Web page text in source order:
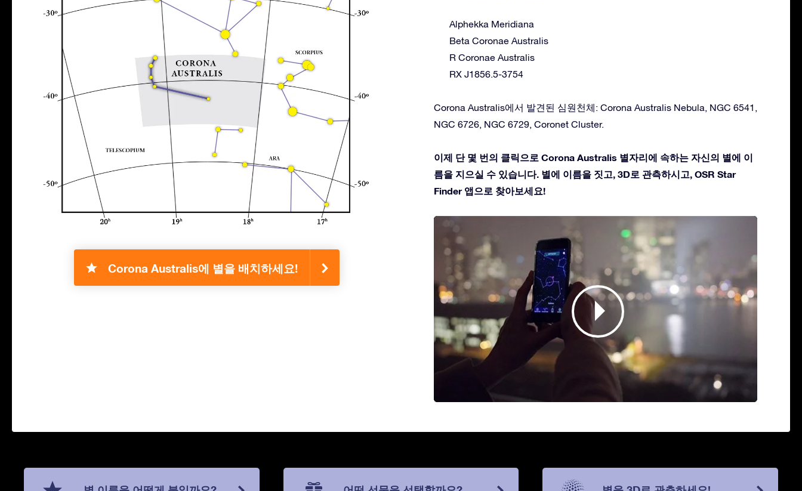
Corona Australis에 별을 배치하세요!
Alphekka Meridiana
Beta Coronae Australis
R Coronae Australis
RX J1856.5-3754
Corona Australis에서 발견된 심원천체: Corona Australis Nebula, NGC 6541,
NGC 6726, NGC 6729, Coronet Cluster.
이제 단 몇 번의 클릭으로 Corona Australis 별자리에 속하는 자신의 별에 이
름을 지으실 수 있습니다. 별에 이름을 짓고, 3D로 관측하시고, OSR Star
Finder 앱으로 찾아보세요!